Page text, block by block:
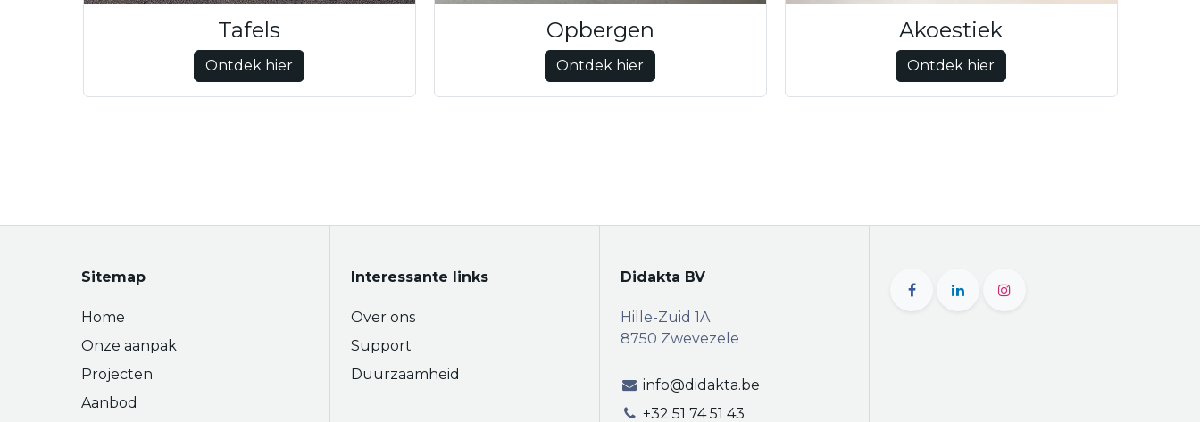
Tafels
Ontdek hier
Opbergen
Ontdek hier
Akoestiek
Ontdek hier
Sitemap
Home
Onze aanpak
Projecten
Aanbod
Interessante links
Over ons
Support
Duurzaamheid
Didakta BV
Hille-Zuid 1A
8750 Zwevezele
info@didakta.be
+32 51 74 51 43